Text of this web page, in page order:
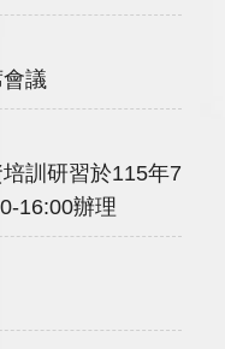
議
訓研習於115年7
16:00辦理